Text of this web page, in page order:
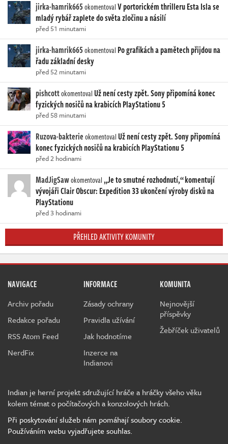
jirka-hamrik665okomentovalV portorickém thrilleru Esta Isla se
mladý rybář zaplete do světa zločinu a násilí
před 51 minutami
jirka-hamrik665okomentoval Po grafikách a pamětech přijdou na
řadu základní desky
před 52 minutami
pishcottokomentovalUž není cesty zpět. Sony připomíná konec
fyzických nosičů na krabicích PlayStationu 5
před 58 minutami
Ruzova-bakterieokomentovalUž není cesty zpět. Sony připomíná
konec fyzických nosičů na krabicích PlayStationu 5
před 2 hodinami
MadJigSawokomentoval„Je to smutné rozhodnutí,“ komentují
vývojáři Clair Obscur: Expedition 33 ukončení výroby disků na
PlayStationu
před 3 hodinami
PŘEHLED AKTIVITY KOMUNITY
NAVIGACE
Archiv pořadu
Redakce pořadu
RSS Atom Feed
NerdFix
INFORMACE
Zásady ochrany
Pravidla užívání
Jak hodnotíme
Inzerce na
Indianovi
KOMUNITA
Nejnovější
příspěvky
Žebříček uživatelů
Indian je herní projekt sdružující hráče a hráčky všeho věku
kolem témat o počítačových a konzolových hrách.
Při poskytování služeb nám pomáhají soubory cookie.
Používáním webu vyjadřujete souhlas.